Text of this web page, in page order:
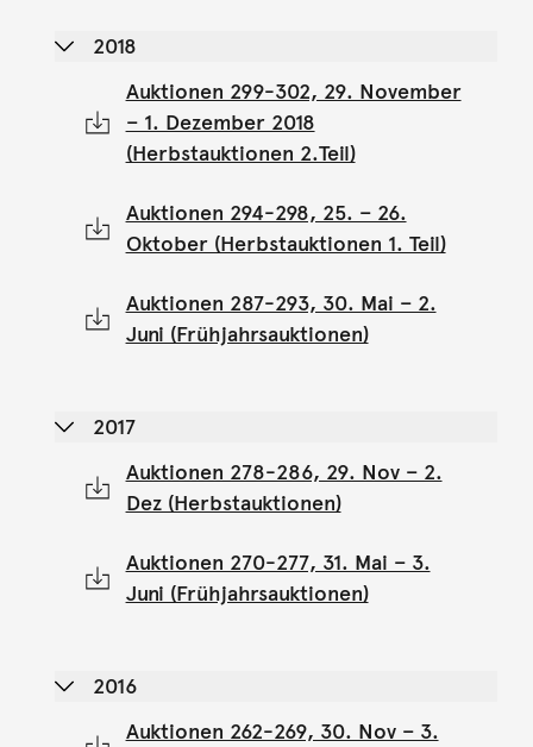
2018
Auktionen 299-302, 29. November
– 1. Dezember 2018
(Herbstauktionen 2.Teil)
Auktionen 294-298, 25. – 26.
Oktober (Herbstauktionen 1. Teil)
Auktionen 287-293, 30. Mai – 2.
Juni (Frühjahrsauktionen)
2017
Auktionen 278-286, 29. Nov – 2.
Dez (Herbstauktionen)
Auktionen 270-277, 31. Mai – 3.
Juni (Frühjahrsauktionen)
2016
Auktionen 262-269, 30. Nov – 3.